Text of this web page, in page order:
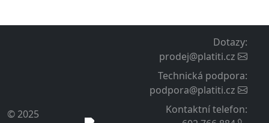
© 2025
Dotazy:
prodej@platiti.cz
Technická podpora:
podpora@platiti.cz
Kontaktní telefon: